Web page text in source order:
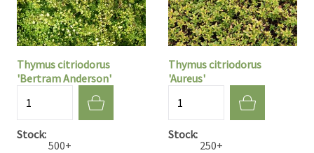
Thymus citriodorus
'Bertram Anderson'
Stock
500+
Thymus citriodorus
'Aureus'
Stock
250+